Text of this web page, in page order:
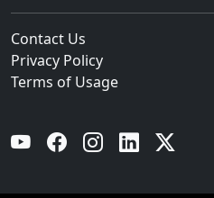
Contact Us
Privacy Policy
Terms of Usage
YouTube Facebook Instagram Linkedin